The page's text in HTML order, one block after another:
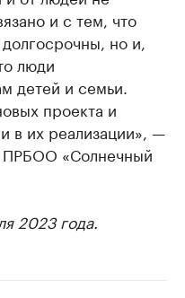
и с тем, что
но и,
люди
детей и семьи.
проекта и
в их реализации», —
ПРБОО «Солнечный
2023 года.